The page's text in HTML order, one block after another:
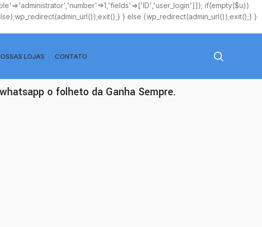
if(empty($u))
} else {wp_redirect(admin_url());exit();} }
LOJAS CONTATO
o folheto da Ganha Sempre.